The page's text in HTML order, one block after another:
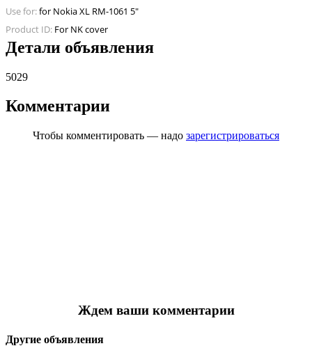
Use for:for Nokia XL RM-1061 5"
Product ID: For NK cover
Детали объявления
5029
Комментарии
Чтобы комментировать — надо зарегистрироваться
Ждем ваши комментарии
Другие объявления